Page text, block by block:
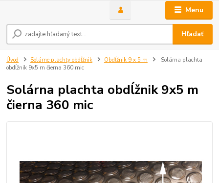
Menu
Hľadať
Úvod Solárne plachty obdĺžnik Obdĺžnik 9 x 5 m
Solárna plachta
obdĺžnik 9x5 m čierna 360 mic
Solárna plachta obdĺžnik 9x5 m
čierna 360 mic